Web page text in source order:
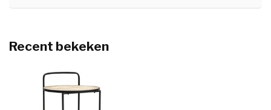
Recent bekeken